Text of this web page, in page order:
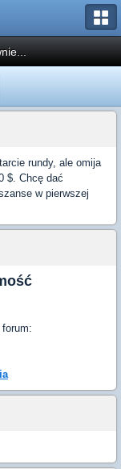
rundy, ale omija
$. Chcę dać
w pierwszej